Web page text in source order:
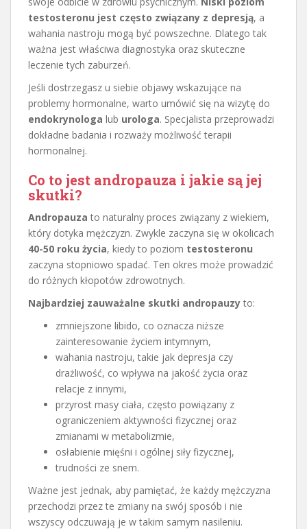
testosteronu jest często związany z depresją, a
wahania nastroju mogą być powszechne. Dlatego tak
ważna jest właściwa diagnostyka oraz skuteczne
leczenie tych zaburzeń.
Jeśli dostrzegasz u siebie objawy wskazujące na
problemy hormonalne, warto umówić się na wizytę do
endokrynologa lub urologa. Specjalista przeprowadzi
dokładne badania i rozważy możliwość terapii
hormonalnej.
Co to jest andropauza i jakie są jej
skutki?
Andropauza to naturalny proces związany z wiekiem,
który dotyka mężczyzn. Zwykle zaczyna się w okolicach
40-50 roku życia, kiedy to poziom testosteronu
zaczyna stopniowo spadać. Ten okres może prowadzić
do różnych kłopotów zdrowotnych.
Najbardziej zauważalne skutki andropauzy to:
zmniejszone libido, co oznacza niższe
zainteresowanie życiem intymnym,
wahania nastroju, takie jak depresja czy
drażliwość, co wpływa na jakość życia oraz
relacje z innymi,
przyrost masy ciała, często powiązany z
ograniczeniem aktywności fizycznej oraz
zmianami w metabolizmie,
osłabienie mięśni i ogólnej siły fizycznej,
trudności ze snem.
Ważne jest jednak, aby pamiętać, że każdy mężczyzna
przechodzi przez te zmiany na swój sposób i nie
wszyscy odczuwają je w takim samym nasileniu.